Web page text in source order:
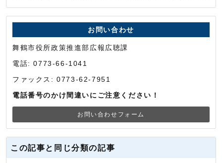
お問い合わせ
舞鶴市役所政策推進部広報広聴課
電話: 0773-66-1041
ファックス: 0773-62-7951
電話番号のかけ間違いにご注意ください！
お問い合わせフォーム
この記事と同じ分類の記事